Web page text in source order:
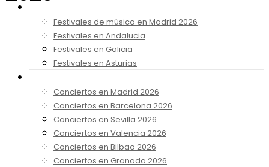
Festivales de música en Madrid 2026
Festivales en Andalucia
Festivales en Galicia
Festivales en Asturias
Conciertos en Madrid 2026
Conciertos en Barcelona 2026
Conciertos en Sevilla 2026
Conciertos en Valencia 2026
Conciertos en Bilbao 2026
Conciertos en Granada 2026